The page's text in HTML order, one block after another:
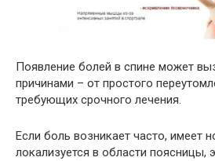
Появление болей в спине может
причинами – от простого
требующих срочного лечения.
Если боль возникает часто, имеет
локализуется в области поясницы,